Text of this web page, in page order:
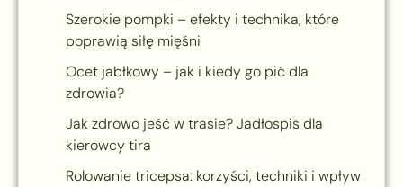
Szerokie pompki – efekty i technika, które
poprawią siłę mięśni
Ocet jabłkowy – jak i kiedy go pić dla
zdrowia?
Jak zdrowo jeść w trasie? Jadłospis dla
kierowcy tira
Rolowanie tricepsa: korzyści, techniki i wpływ